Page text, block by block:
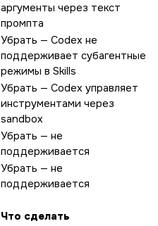
аргументы через текст
промпта
Убрать — Codex не
поддерживает субагентные
режимы в Skills
Убрать — Codex управляет
инструментами через
sandbox
Убрать — не
поддерживается
Убрать — не
поддерживается
Что сделать